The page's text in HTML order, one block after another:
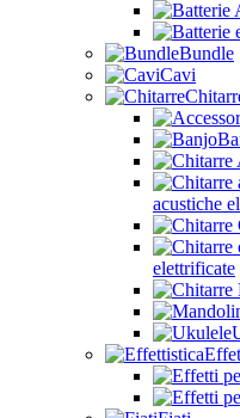
Bundle
Cavi
acustiche
elettrificate